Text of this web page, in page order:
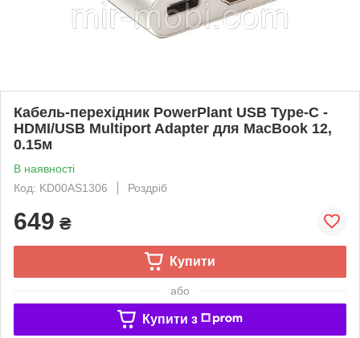
Кабель-перехідник PowerPlant USB Type-C -
HDMI/USB Multiport Adapter для MacBook 12,
0.15м
В наявності
Код: KD00AS1306
Роздріб
649 ₴
Купити
або
Купити з